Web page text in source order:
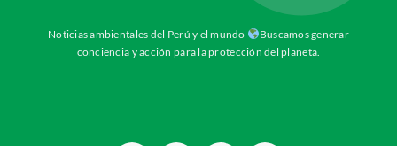
Noticias ambientales del Perú y el mundo
Buscamos generar
conciencia y acción para la protección del planeta.